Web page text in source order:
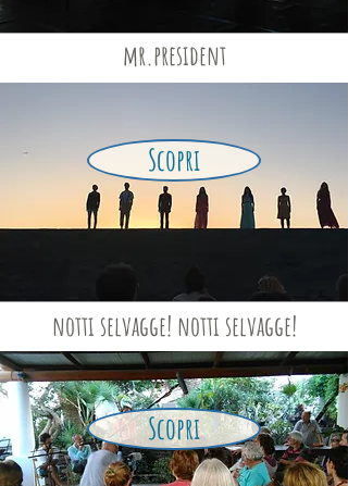
Scopri
Scopri
mr.president
notti selvagge! notti selvagge!